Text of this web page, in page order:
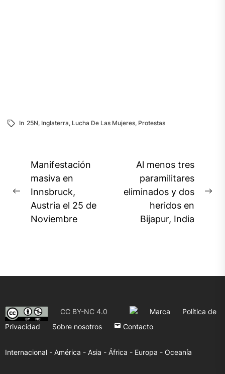
In 25N, Inglaterra, Lucha De Las Mujeres, Protestas
Navegación
entradas
Previous
post:
Manifestación
masiva en
Innsbruck,
Austria el 25 de
Noviembre
Al menos tres
paramilitares
eliminados y dos
heridos en
Bijapur, India
CC BY-NC 4.0 Marca
Política de
Privacidad
Sobre nosotros Contacto
Internacional - América - Asia - África - Europa - Oceanía